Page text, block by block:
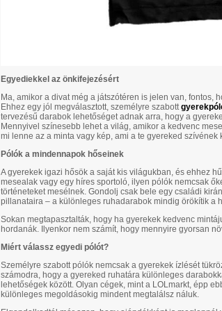
Egyediekkel az önkifejezésért
Ma, amikor a divat még a játszótéren is jelen van, fontos,
Ehhez egy jól megválasztott, személyre szabott
tervezésű darabok lehetőséget adnak arra, hogy a
Mennyivel színesebb lehet a világ, amikor a kedvenc
mi lenne az a minta vagy kép, ami a te gyereked szívének
Pólók a mindennapok hőseinek
A gyerekek igazi hősök a saját kis világukban, és ehhez
mesealak vagy egy híres sportoló, ilyen pólók nemcsak
történeteket mesélnek. Gondolj csak bele egy családi
pillanataira – a különleges ruhadarabok mindig örökítik a
Sokan megtapasztalták, hogy ha gyerekek kedvenc
hordanák. Ilyenkor nem számít, hogy mennyire gyorsan
Miért válassz egyedi pólót?
Személyre szabott pólók nemcsak a gyerekek ízlését
számodra, hogy a gyereked ruhatára különleges
lehetőségek között. Olyan cégek, mint a LOLmarkt, épp
különleges megoldásokig mindent megtalálsz náluk.